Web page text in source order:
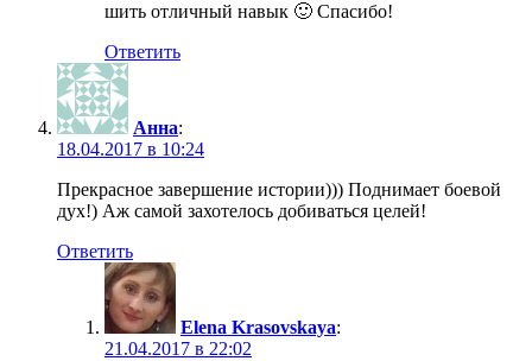
шить отличный навык 🙂 Спасибо!
Ответить
Анна:
18.04.2017 в 10:24
Прекрасное завершение истории))) Поднимает боевой
дух!) Аж самой захотелось добиваться целей!
Ответить
Elena Krasovskaya:
21.04.2017 в 22:02